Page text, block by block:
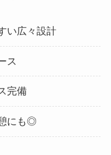
い広々設計
ス
完備
にも◎